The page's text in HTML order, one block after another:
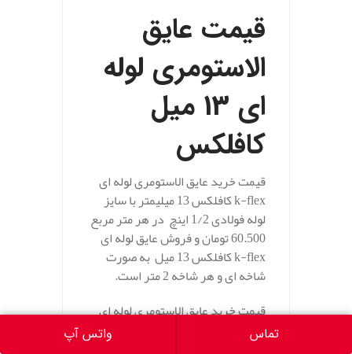
قیمت عایق
الاستومری لوله
ای 13 میل
کافلکس
قیمت خرید عایق الاستومری لوله ای
k-flex کافلکس 13 میلیمتر با سایز
لوله فولادی 1/2 اینچ در هر متر مربع
60.500 تومان و فروش عایق لوله ای
k-flex کافلکس 13 میل به صورت
شاخه ای و هر شاخه 2 متر است.
قیمت خرید عایق الاستومری لوله ای
k-flex کافلکس 13 میلیمتر با سایز
لوله فولادی 3/4 اینچ در هر متر مربع
تماس واتس آپ